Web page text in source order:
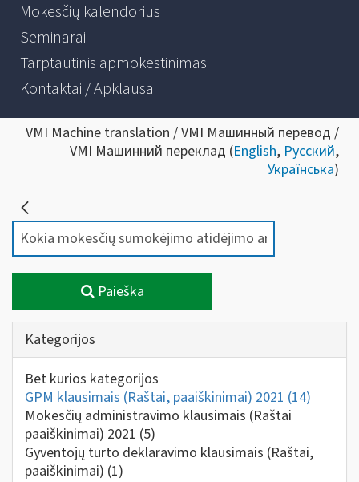
Mokesčių kalendorius
Seminarai
Tarptautinis apmokestinimas
Kontaktai / Apklausa
VMI Machine translation / VMI Машинный перевод /
VMI Машинний переклад (English, Русский,
Українська)
Paieška
Kategorijos
Bet kurios kategorijos
GPM klausimais (Raštai, paaiškinimai) 2021 (14)
Mokesčių administravimo klausimais (Raštai
paaiškinimai) 2021 (5)
Gyventojų turto deklaravimo klausimais (Raštai,
paaiškinimai) (1)